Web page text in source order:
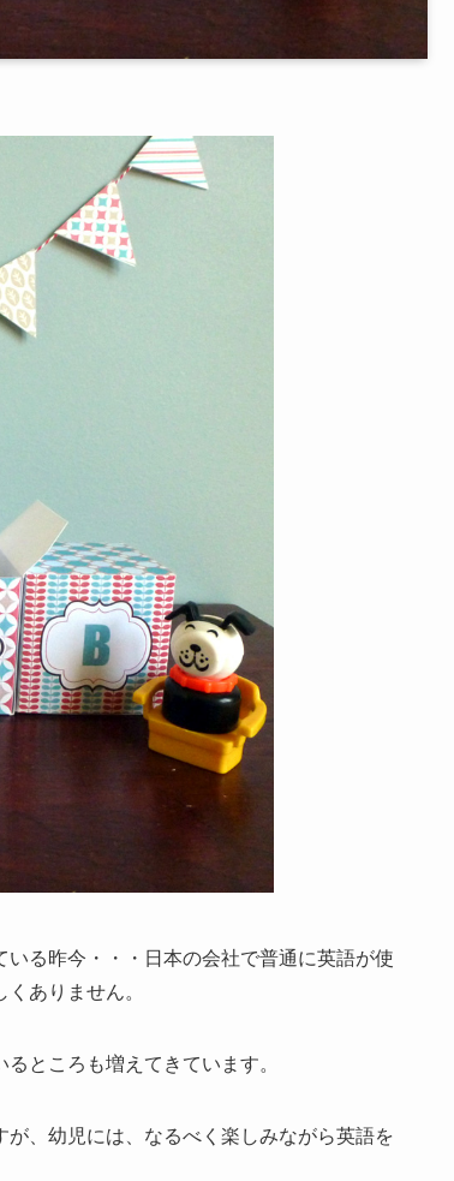
る昨今・・・日本の会社で普通に英語が使
ありません。
ところも増えてきています。
、幼児には、なるべく楽しみながら英語を